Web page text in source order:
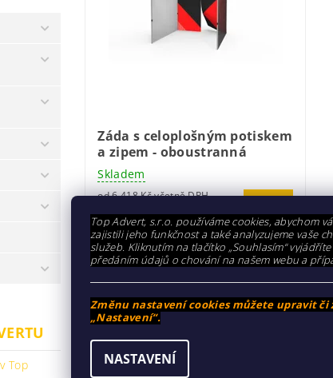
Top
Záda s celoplošným potiskem
a zipem - oboustranná
Skladem
od 6 418 Kč včetně DPH
od5 304 Kč
Top Advert, s.r.o. používáme cookies, abychom
zajistili jeho funkčnost a také analyzujeme vaše
služeb. Kliknutím na tlačítko „Souhlasím“
předáním údajů o chování na našem webu a
Změnu nastavení cookies můžete upravit
„Nastavení“.
NASTAVENÍ